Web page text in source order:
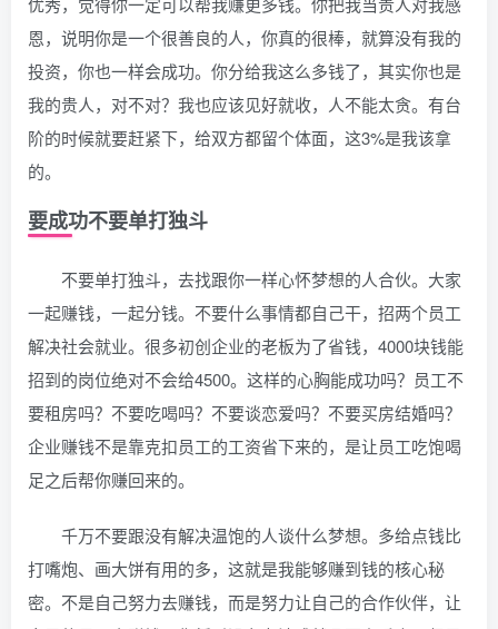
恩，说明你是一个很善良的人，你真的很棒，就算没有我的
投资，你也一样会成功。你分给我这么多钱了，其实你也是
我的贵人，对不对？我也应该见好就收，人不能太贪。有台
阶的时候就要赶紧下，给双方都留个体面，这3%是我该拿
的。
要成功不要单打独斗
不要单打独斗，去找跟你一样心怀梦想的人合伙。大家
一起赚钱，一起分钱。不要什么事情都自己干，招两个员工
解决社会就业。很多初创企业的老板为了省钱，4000块钱能
招到的岗位绝对不会给4500。这样的心胸能成功吗？员工不
要租房吗？不要吃喝吗？不要谈恋爱吗？不要买房结婚吗？
企业赚钱不是靠克扣员工的工资省下来的，是让员工吃饱喝
足之后帮你赚回来的。
千万不要跟没有解决温饱的人谈什么梦想。多给点钱比
打嘴炮、画大饼有用的多，这就是我能够赚到钱的核心秘
密。不是自己努力去赚钱，而是努力让自己的合作伙伴，让